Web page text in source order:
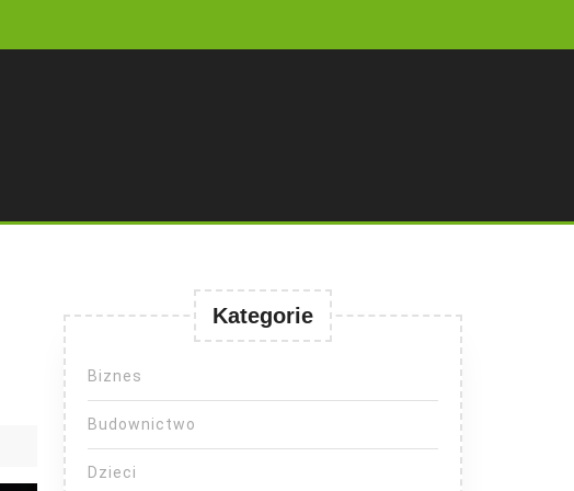
Kategorie
Biznes
Budownictwo
Dzieci